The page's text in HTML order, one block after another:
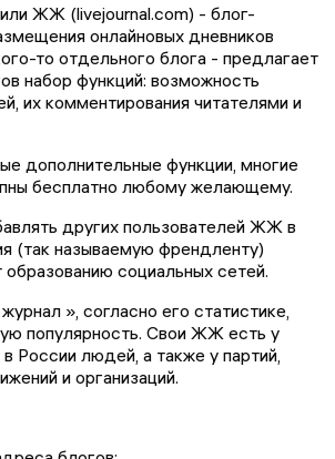
ЖЖ (livejournal.com) - блог-
онлайновых дневников
то отдельного блога - предлагает
набор функций: возможность
их комментирования читателями и
дополнительные функции, многие
бесплатно любому желающему.
других пользователей ЖЖ в
(так называемую френдленту)
образованию социальных сетей.
» , согласно его статистике,
популярность. Свои ЖЖ есть у
России людей, а также у партий,
и организаций.